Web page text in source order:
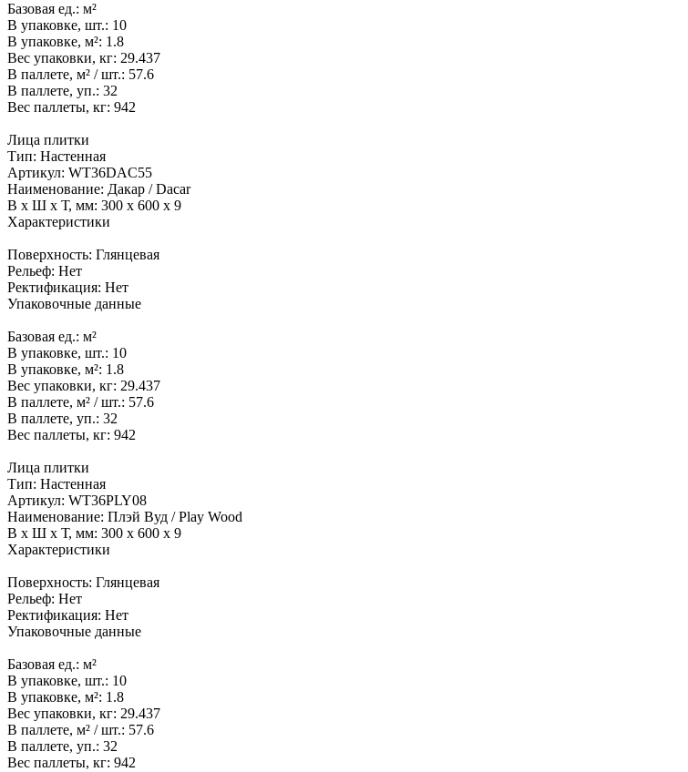
Базовая ед.: м²
В упаковке, шт.: 10
В упаковке, м²: 1.8
Вес упаковки, кг: 29.437
В паллете, м² / шт.: 57.6
В паллете, уп.: 32
Вес паллеты, кг: 942
Лица плитки
Тип: Настенная
Артикул: WT36DAC55
Наименование: Дакар / Dacar
В x Ш x Т, мм: 300 x 600 x 9
Характеристики
Поверхность: Глянцевая
Рельеф: Нет
Ректификация: Нет
Упаковочные данные
Базовая ед.: м²
В упаковке, шт.: 10
В упаковке, м²: 1.8
Вес упаковки, кг: 29.437
В паллете, м² / шт.: 57.6
В паллете, уп.: 32
Вес паллеты, кг: 942
Лица плитки
Тип: Настенная
Артикул: WT36PLY08
Наименование: Плэй Вуд / Play Wood
В x Ш x Т, мм: 300 x 600 x 9
Характеристики
Поверхность: Глянцевая
Рельеф: Нет
Ректификация: Нет
Упаковочные данные
Базовая ед.: м²
В упаковке, шт.: 10
В упаковке, м²: 1.8
Вес упаковки, кг: 29.437
В паллете, м² / шт.: 57.6
В паллете, уп.: 32
Вес паллеты, кг: 942